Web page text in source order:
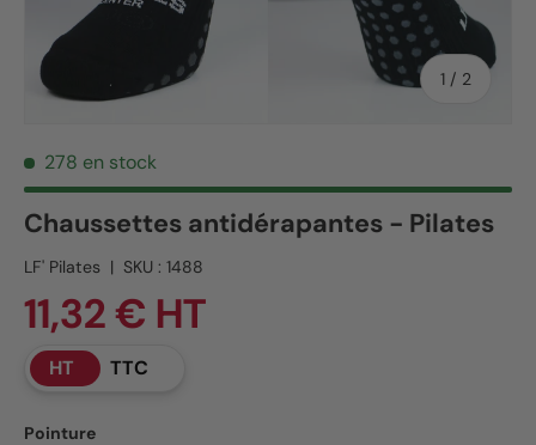
1 / de
2
278 en stock
Chaussettes antidérapantes - Pilates
LF' Pilates | SKU : 1488
11,32 € HT
HT TTC
Pointure